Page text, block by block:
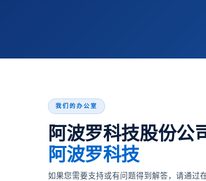
我们的办公室
阿波罗科技股份公
阿波罗科技
如果您需要支持或有问题得到解答，请通过